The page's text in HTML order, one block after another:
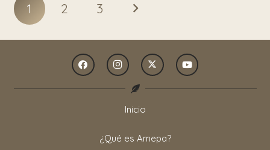
1 2 3
Inicio
¿Qué es Amepa?